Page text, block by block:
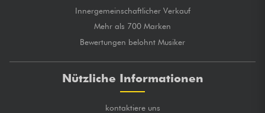
Innergemeinschaftlicher Verkauf
Mehr als 700 Marken
Bewertungen belohnt Musiker
Nützliche Informationen
kontaktiere uns